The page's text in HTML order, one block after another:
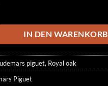
499.00 €269.00 €.
IN DEN WARENKORB
piguet, Royal oak
Piguet